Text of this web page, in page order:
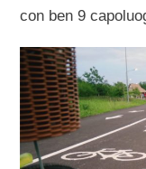
con ben9